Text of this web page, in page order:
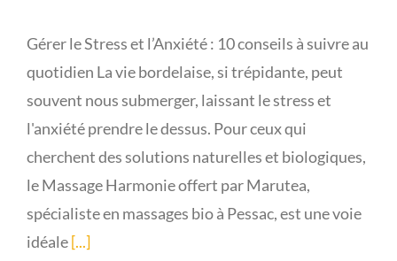
Gérer le Stress et l’Anxiété : 10 conseils à suivre au
quotidien La vie bordelaise, si trépidante, peut
souvent nous submerger, laissant le stress et
l'anxiété prendre le dessus. Pour ceux qui
cherchent des solutions naturelles et biologiques,
le Massage Harmonie offert par Marutea,
spécialiste en massages bio à Pessac, est une voie
idéale[...]